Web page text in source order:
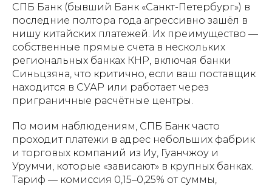
СПБ Банк (бывший Банк «Санкт-Петербург») в
последние полтора года агрессивно зашёл в
нишу китайских платежей. Их преимущество —
собственные прямые счета в нескольких
региональных банках КНР, включая банки
Синьцзяна, что критично, если ваш поставщик
находится в СУАР или работает через
приграничные расчётные центры.
По моим наблюдениям, СПБ Банк часто
проходит платежи в адрес небольших фабрик
и торговых компаний из Иу, Гуанчжоу и
Урумчи, которые «зависают» в крупных банках.
Тариф — комиссия 0,15–0,25% от суммы,